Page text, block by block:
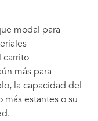
modal para
carrito
más para
la capacidad del
estantes o su